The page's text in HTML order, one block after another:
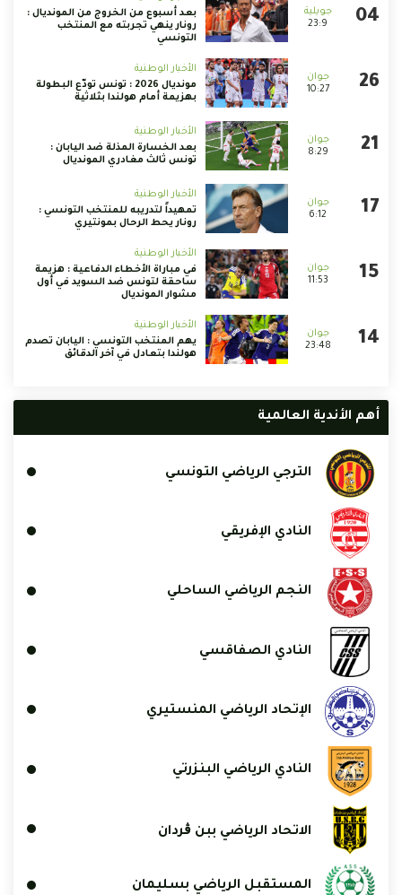
23:9
بعد أسبوع من الخروج من المونديال :
رونار ينهي تجربته مع المنتخب
التونسي
10:27
الأخبار الوطنية
مونديال 2026 : تونس تودّع البطولة
بهزيمة أمام هولندا بثلاثية
8:29
الأخبار الوطنية
بعد الخسارة المذلة ضد اليابان :
تونس ثالث مغادري المونديال
6:12
الأخبار الوطنية
تمهيداً لتدريبه للمنتخب التونسي :
رونار يحط الرحال بمونتيري
11:53
الأخبار الوطنية
في مباراة الأخطاء الدفاعية : هزيمة
ساحقة لتونس ضد السويد في أول
مشوار المونديال
23:48
الأخبار الوطنية
يهم المنتخب التونسي : اليابان تصدم
هولندا بتعادل في آخر الدقائق
أهم الأندية العالمية
الترجي الرياضي التونسي
النادي الإفريقي
النجم الرياضي الساحلي
النادي الصفاقسي
الإتحاد الرياضي المنستيري
النادي الرياضي البنزرتي
الاتحاد الرياضي ببن ڨردان
المستقبل الرياضي بسليمان